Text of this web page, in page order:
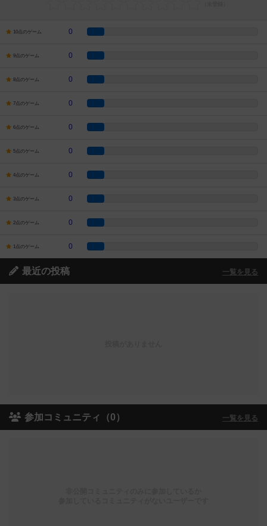
10点のゲーム 0
9点のゲーム 0
8点のゲーム 0
7点のゲーム 0
6点のゲーム 0
5点のゲーム 0
4点のゲーム 0
3点のゲーム 0
2点のゲーム 0
1点のゲーム 0
最近の投稿 一覧を見る
参加コミュニティ（0） 一覧を見る